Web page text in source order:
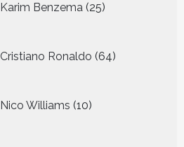
Karim Benzema 25
producten
Cristiano Ronaldo 64
producten
Nico Williams 10
producten